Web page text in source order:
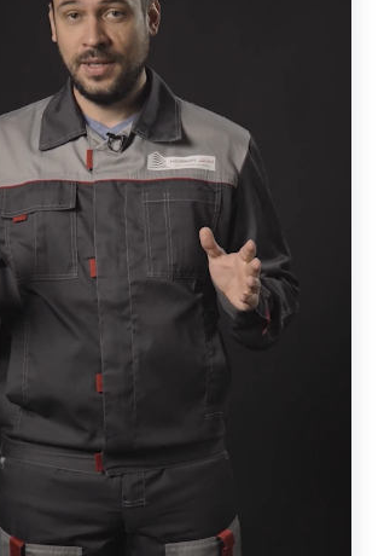
различных вариантов
выбор забора типа ранчо,
изучить основные его
профиля для изготовления
может варьироваться от 0.5 до 1.5
более толстый металл
высокую прочность, долговечность и
забора, но при этом значительно
объем используемого металла. Если
не только декоративную функцию,
использовать металл толщиной не
В случае применения минимальной